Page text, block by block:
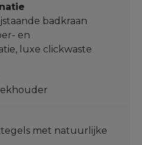
badkraan
en
luxe clickwaste
met natuurlijke